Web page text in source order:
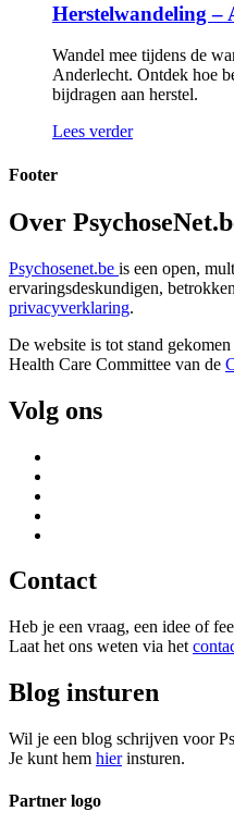
Herstelwandeling –
Wandel mee tijdens de
Anderlecht. Ontdek hoe
bijdragen aan herstel.
Lees verder
Footer
Over
Psychosenet.be is een open,
ervaringsdeskundigen,
privacyverklaring.
De website is tot stand
Health Care Committee van de
Volg ons
Contact
Heb je een vraag, een idee of
Laat het ons weten via het
Blog insturen
Wil je een blog schrijven voor
Je kunt hem hierinsturen.
Partner logo